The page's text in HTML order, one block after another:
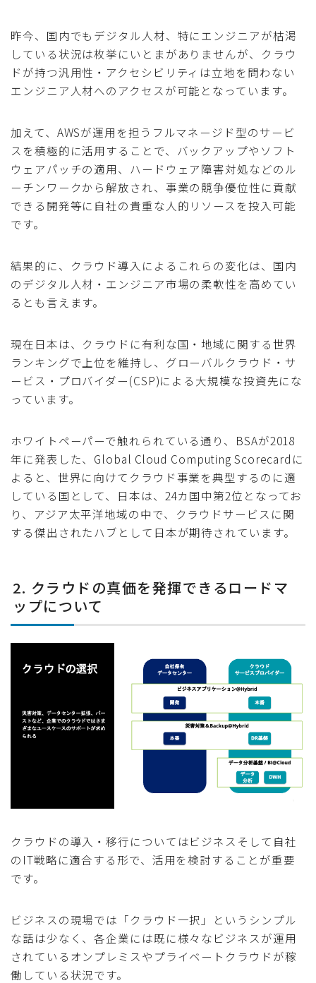
昨今、国内でもデジタル人材、特にエンジニアが枯渇
している状況は枚挙にいとまがありませんが、クラウ
ドが持つ汎用性・アクセシビリティは立地を問わない
エンジニア人材へのアクセスが可能となっています。
加えて、AWSが運用を担うフルマネージド型のサービ
スを積極的に活用することで、バックアップやソフト
ウェアパッチの適用、ハードウェア障害対処などのル
ーチンワークから解放され、事業の競争優位性に貢献
できる開発等に自社の貴重な人的リソースを投入可能
です。
結果的に、クラウド導入によるこれらの変化は、国内
のデジタル人材・エンジニア市場の柔軟性を高めてい
るとも言えます。
現在日本は、クラウドに有利な国・地域に関する世界
ランキングで上位を維持し、グローバルクラウド・サ
ービス・プロバイダー(CSP)による大規模な投資先にな
っています。
ホワイトペーパーで触れられている通り、BSAが2018
年に発表した、Global Cloud Computing Scorecardに
よると、世界に向けてクラウド事業を典型するのに適
している国として、日本は、24カ国中第2位となってお
り、アジア太平洋地域の中で、クラウドサービスに関
する傑出されたハブとして日本が期待されています。
2. クラウドの真価を発揮できるロードマ
ップについて
クラウドの導入・移行についてはビジネスそして自社
のIT戦略に適合する形で、活用を検討することが重要
です。
ビジネスの現場では「クラウド一択」というシンプル
な話は少なく、各企業には既に様々なビジネスが運用
されているオンプレミスやプライベートクラウドが稼
働している状況です。